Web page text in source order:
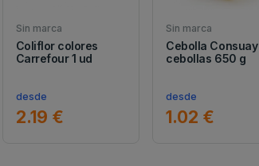
Sin marca
Coliflor colores
Carrefour 1 ud
desde
2.19 €
Sin marca
Cebolla Consuay
cebollas 650 g
desde
1.02 €